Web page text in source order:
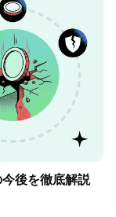
後を徹底解説